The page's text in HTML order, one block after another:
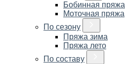
Бобинная пряжа
Моточная пряжа
По сезону
Пряжа зима
Пряжа лето
По составу